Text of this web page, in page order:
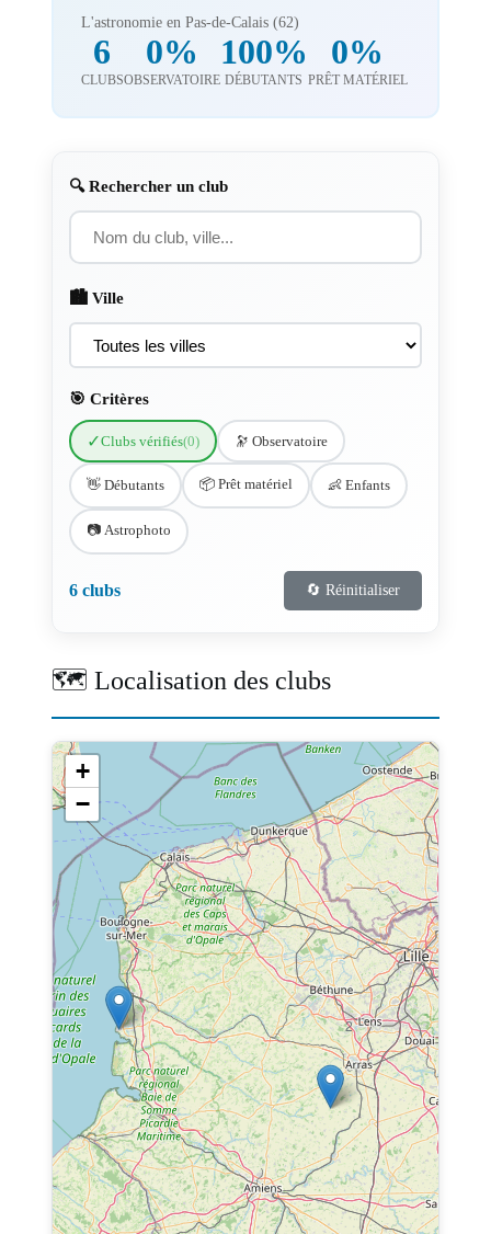
L'astronomie en Pas-de-Calais (62)
6
CLUBS
0%
OBSERVATOIRE
100%
DÉBUTANTS
0%
PRÊT MATÉRIEL
🔍 Rechercher un club
🏙️ Ville
🎯 Critères
✓Clubs vérifiés(0) 🔭 Observatoire
👋 Débutants 📦 Prêt matériel 👶 Enfants
📷 Astrophoto
6 clubs 🔄 Réinitialiser
🗺️ Localisation des clubs
2
2
+
−